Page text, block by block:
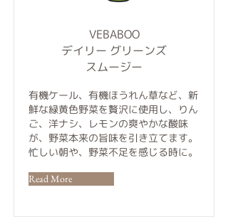
VEBABOO
デイリー グリーンズ
スムージー
有機ケール、有機ほうれん草など、新
鮮な緑黄色野菜を贅沢に使用し、りん
ご、洋ナシ、レモンの爽やかな酸味
が、野菜本来の旨味を引き立てます。
忙しい朝や、野菜不足を感じる時に。
Read More